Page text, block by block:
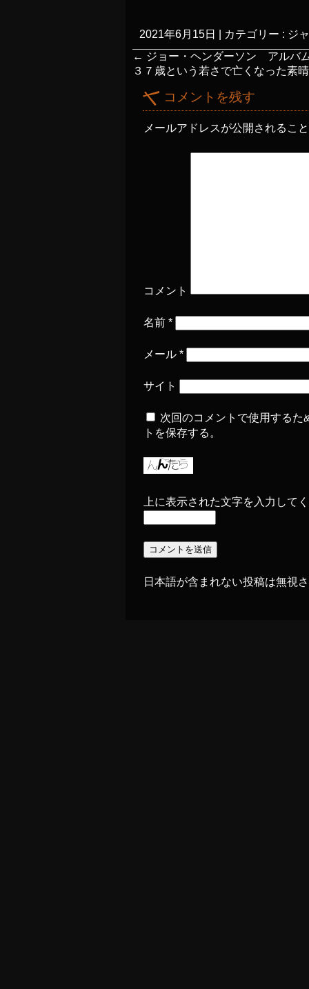
2021年6月15日 カテゴリー : ジ
← ジョー・ヘンダーソン アルバ
３７歳という若さで亡くなった素
コメントを残す
メールアドレスが公開されるこ
コメント
名前 *
メール *
サイト
次回のコメントで使用する
トを保存する。
上に表示された文字を入力して
日本語が含まれない投稿は無視